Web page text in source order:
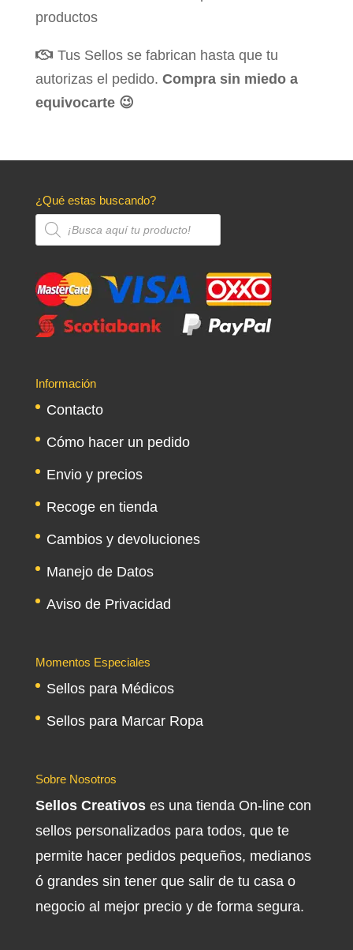
productos
Tus Sellos se fabrican hasta que tu
autorizas el pedido. Compra sin miedo a
equivocarte 😉
¿Qué estas buscando?
Búsqueda
productos
Información
Contacto
Cómo hacer un pedido
Envio y precios
Recoge en tienda
Cambios y devoluciones
Manejo de Datos
Aviso de Privacidad
Momentos Especiales
Sellos para Médicos
Sellos para Marcar Ropa
Sobre Nosotros
Sellos Creativoses una tienda On-line con
sellos personalizados para todos, que te
permite hacer pedidos pequeños, medianos
ó grandes sin tener que salir de tu casa o
negocio al mejor precio y de forma segura.